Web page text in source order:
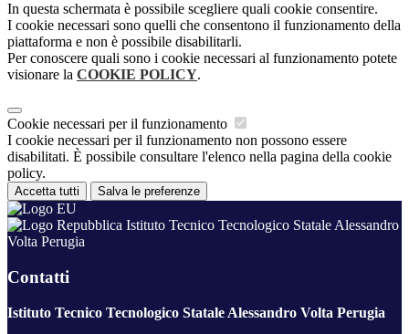
In questa schermata è possibile scegliere quali cookie consentire.
I cookie necessari sono quelli che consentono il funzionamento della
piattaforma e non è possibile disabilitarli.
Per conoscere quali sono i cookie necessari al funzionamento potete
visionare la COOKIE POLICY.
Cookie necessari per il funzionamento
I cookie necessari per il funzionamento non possono essere
disabilitati. È possibile consultare l'elenco nella pagina della cookie
policy.
Accetta tutti Salva le preferenze
Istituto Tecnico Tecnologico Statale Alessandro
Volta Perugia
Contatti
Istituto Tecnico Tecnologico Statale Alessandro Volta Perugia